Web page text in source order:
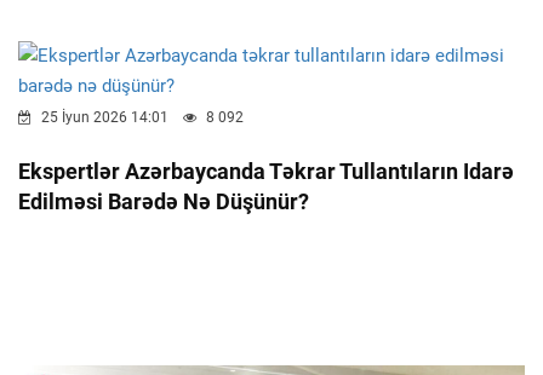
25 İyun 2026 14:01 8 092
Ekspertlər Azərbaycanda Təkrar Tullantıların Idarə
Edilməsi Barədə Nə Düşünür?